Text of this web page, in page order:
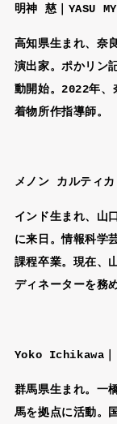
明神 慈｜YASU
高知県生まれ、奈
演出家。ポかリン
動開始。2022年、
着物所作指導師。
メノン カルティカ
インド生まれ、山
に来日。情報科学
課程卒業。現在、
ディネーターを務
Yoko Ichikawa｜
群馬県生まれ。一
馬を拠点に活動。